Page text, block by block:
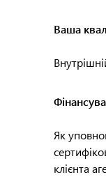
Ваша
Як
клієнта